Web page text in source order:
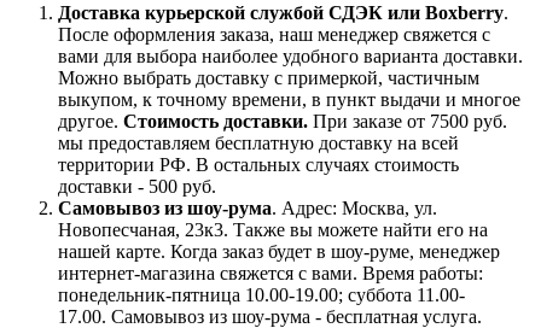
Доставка курьерской службой СДЭК или Boxberry.
После оформления заказа, наш менеджер свяжется с
вами для выбора наиболее удобного варианта доставки.
Можно выбрать доставку с примеркой, частичным
выкупом, к точному времени, в пункт выдачи и многое
другое. Стоимость доставки. При заказе от 7500 руб.
мы предоставляем бесплатную доставку на всей
территории РФ. В остальных случаях стоимость
доставки - 500 руб.
Самовывоз из шоу-рума. Адрес: Москва, ул.
Новопесчаная, 23к3. Также вы можете найти его на
нашей карте. Когда заказ будет в шоу-руме, менеджер
интернет-магазина свяжется с вами. Время работы:
понедельник-пятница 10.00-19.00; суббота 11.00-
17.00. Самовывоз из шоу-рума - бесплатная услуга.